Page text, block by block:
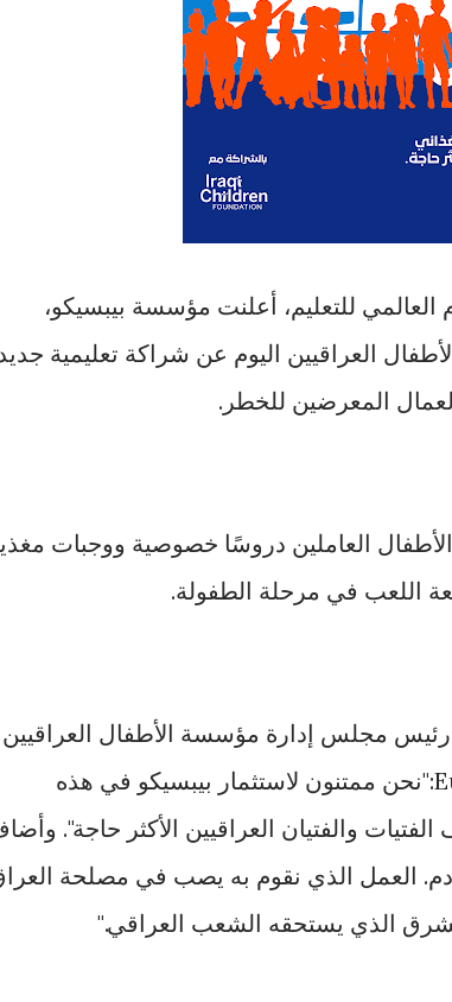
2023: احتفالاً باليوم العالمي للتعليم، أعلنت مؤسسة بيبسيكو،
العراقيين اليوم عن شراكة تعليمية
المعرضين للخطر.
والأطفال العاملين دروسًا خصوصية ووجبات
اللعب في مرحلة الطفولة.
رئيس مجلس إدارة مؤسسة الأطفال العراقيين
والشريك الإداري في Euphrates Advisors:"نحن ممتنون لاستثمار بيبسيكو في هذه
الفتيات والفتيان العراقيين الأكثر حاجة".
العمل الذي نقوم به يصب في مصلحة
الذي يستحقه الشعب العراقي."